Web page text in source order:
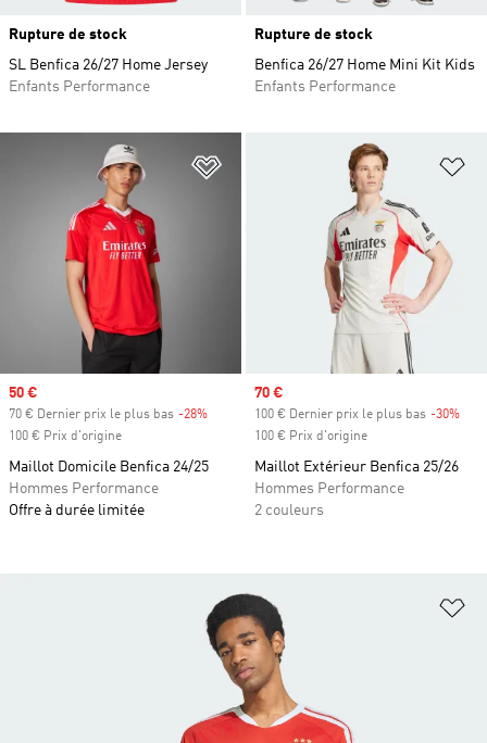
Rupture de stock
SL Benfica 26/27 Home Jersey
Enfants Performance
Rupture de stock
Benfica 26/27 Home Mini Kit Kids
Enfants Performance
Ajouter à la Liste de produits
Prix soldé
50 €
70 € Dernier prix le plus bas -28%
100 € Prix d'origine
Maillot Domicile Benfica 24/25
Hommes Performance
Offre à durée limitée
Prix soldé
70 €
100 € Dernier prix le plus bas -30%
100 € Prix d'origine
Maillot Extérieur Benfica 25/26
Hommes Performance
2 couleurs